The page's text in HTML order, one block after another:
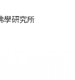
學研究所